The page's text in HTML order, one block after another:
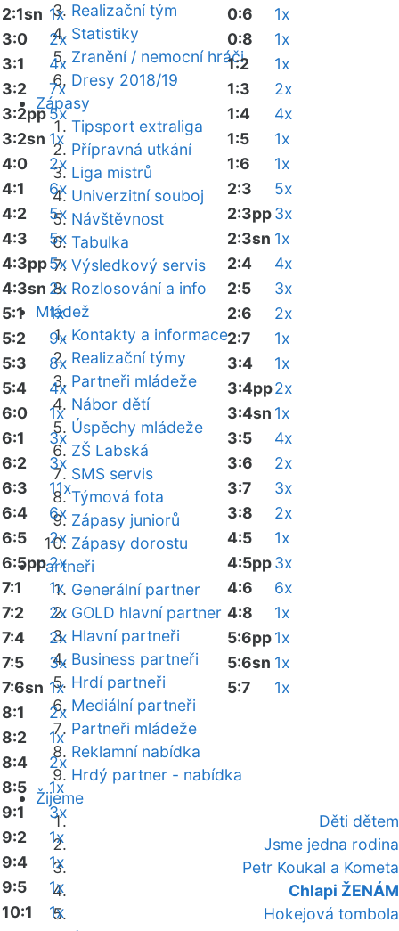
Realizační tým
Statistiky
Zranění / nemocní hráči
Dresy 2018/19
Zápasy
Tipsport extraliga
Přípravná utkání
Liga mistrů
Univerzitní souboj
Návštěvnost
Tabulka
Výsledkový servis
Rozlosování a info
Mládež
Kontakty a informace
Realizační týmy
Partneři mládeže
Nábor dětí
Úspěchy mládeže
ZŠ Labská
SMS servis
Týmová fota
Zápasy juniorů
Zápasy dorostu
Partneři
Generální partner
GOLD hlavní partner
Hlavní partneři
Business partneři
Hrdí partneři
Mediální partneři
Partneři mládeže
Reklamní nabídka
Hrdý partner - nabídka
Žijeme
Děti dětem
Jsme jedna rodina
Petr Koukal a Kometa
Chlapi ŽENÁM
Hokejová tombola
2:1sn 1x
3:0
2x
3:1
4x
3:2
7x
3:2pp5x
3:2sn 1x
4:0
2x
4:1
6x
4:2
5x
4:3
5x
4:3pp5x
4:3sn 2x
5:1
1x
5:2
9x
5:3
8x
5:4
4x
6:0
1x
6:1
3x
6:2
3x
6:3
11x
6:4
6x
6:5
2x
6:5pp2x
7:1
1x
7:2
2x
7:4
2x
7:5
3x
7:6sn 1x
8:1
2x
8:2
1x
8:4
2x
8:5
1x
9:1
3x
9:2
1x
9:4
1x
9:5
1x
10:1
1x
0:6
1x
0:8
1x
1:2
1x
1:3
2x
1:4
4x
1:5
1x
1:6
1x
2:3
5x
2:3pp3x
2:3sn 1x
2:4
4x
2:5
3x
2:6
2x
2:7
1x
3:4
1x
3:4pp2x
3:4sn 1x
3:5
4x
3:6
2x
3:7
3x
3:8
2x
4:5
1x
4:5pp3x
4:6
6x
4:8
1x
5:6pp1x
5:6sn 1x
5:7
1x